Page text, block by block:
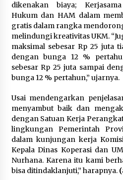
dikenakan biaya;
Hukum dan HAM dalam
gratis dalam rangka
melindungi kreativitas UKM.
maksimal sebesar Rp 25 juta
dengan bunga 12 %
sebesar Rp 25 juta sampai
bunga 12 % pertahun,” ujarnya.
Usai mendengarkan
menyambut baik dan
dengan Satuan Kerja
lingkungan Pemerintah
dalam kunjungan kerja
Kepala Dinas Koperasi dan
Nurhana. Karena itu kami
bisa ditindaklanjuti,” harapnya.